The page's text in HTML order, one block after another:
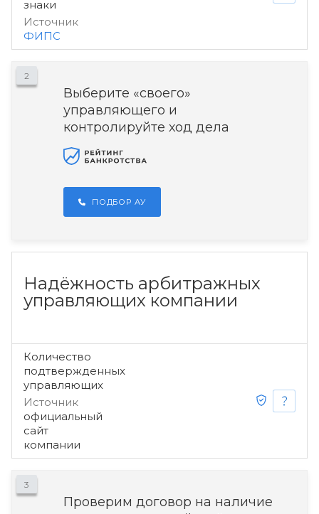
знаки
Источник
ФИПС
2
Выберите «своего»
управляющего и
контролируйте ход дела
ПОДБОР АУ
Надёжность арбитражных
управляющих компании
Количество
подтвержденных
управляющих
Источник
официальный
сайт
компании
3
Проверим договор на наличие